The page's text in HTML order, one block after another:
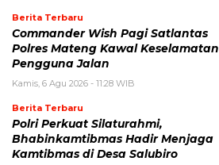
Berita Terbaru
Commander Wish Pagi Satlantas
Polres Mateng Kawal Keselamatan
Pengguna Jalan
Kamis, 6 Agu 2026 - 11:28 WIB
Berita Terbaru
Polri Perkuat Silaturahmi,
Bhabinkamtibmas Hadir Menjaga
Kamtibmas di Desa Salubiro